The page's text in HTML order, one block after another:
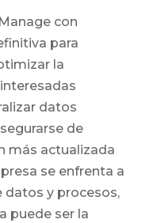
con
para
la
datos
de
más actualizada
se enfrenta a
datos y procesos,
puede ser la